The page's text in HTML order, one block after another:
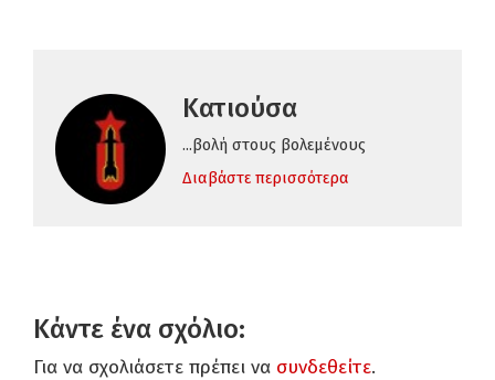
Κατιούσα
...βολή στους βολεμένους
Διαβάστε περισσότερα
Κάντε ένα σχόλιο:
Για να σχολιάσετε πρέπει να συνδεθείτε.